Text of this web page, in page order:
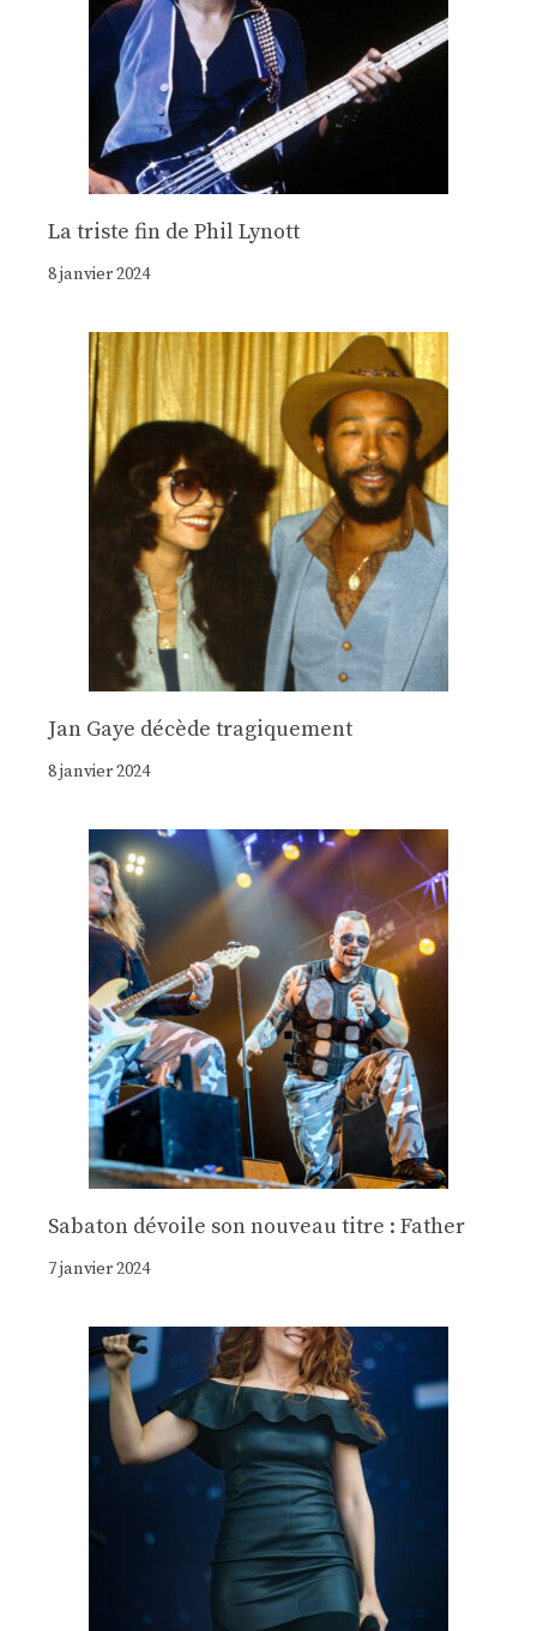
La triste fin de Phil Lynott
8 janvier 2024
Jan Gaye décède tragiquement
8 janvier 2024
Sabaton dévoile son nouveau titre : Father
7 janvier 2024